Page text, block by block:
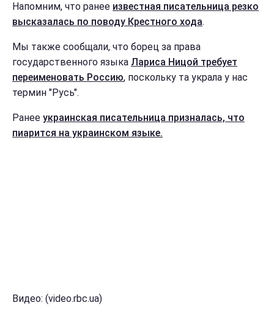
Напомним, что ранее известная писательница резко
высказалась по поводу Крестного хода.
Мы также сообщали, что борец за права
государственного языка Лариса Ницой требует
переименовать Россию, поскольку та украла у нас
термин "Русь".
Ранее украинская писательница призналась, что
пиарится на украинском языке.
Видео: (video.rbc.ua)